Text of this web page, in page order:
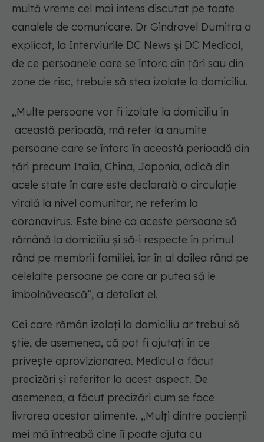
multă vreme cel mai intens discutat pe toate
canalele de comunicare. Dr Gindrovel Dumitra a
explicat, la Interviurile DC News și DC Medical,
de ce persoanele care se întorc din țări sau din
zone de risc, trebuie să stea izolate la domiciliu.
„Multe persoane vor fi izolate la domiciliu în
această perioadă, mă refer la anumite
persoane care se întorc în această perioadă din
țări precum Italia, China, Japonia, adică din
acele state în care este declarată o circulație
virală la nivel comunitar, ne referim la
coronavirus. Este bine ca aceste persoane să
rămână la domiciliu și să-i respecte în primul
rând pe membrii familiei, iar în al doilea rând pe
celelalte persoane pe care ar putea să le
îmbolnăvească”, a detaliat el.
Cei care rămân izolați la domiciliu ar trebui să
știe, de asemenea, că pot fi ajutați în ce
privește aprovizionarea. Medicul a făcut
precizări și referitor la acest aspect. De
asemenea, a făcut precizări cum se face
livrarea acestor alimente. „Mulți dintre pacienții
mei mă întreabă cine îi poate ajuta cu